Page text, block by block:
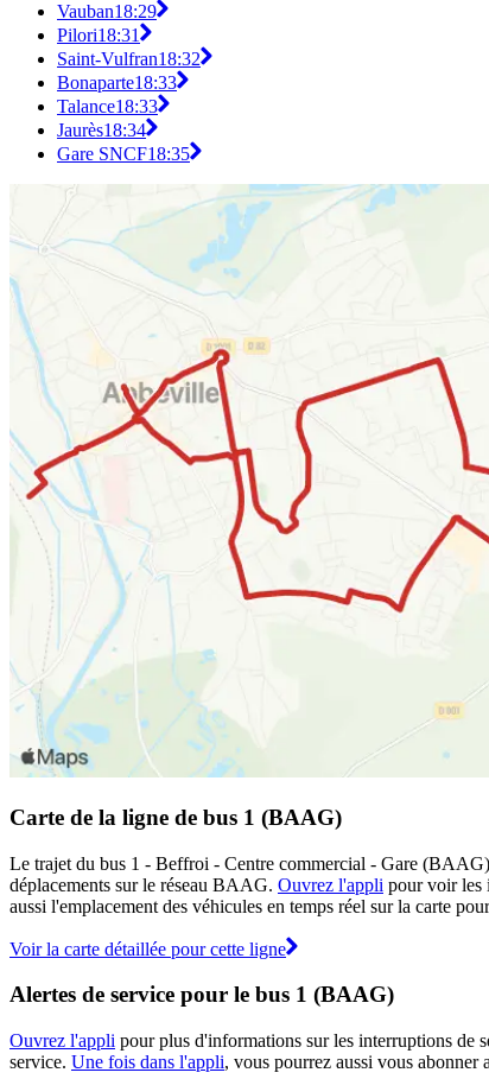
Vauban18:29
Pilori18:31
Saint-Vulfran18:32
Bonaparte18:33
Talance18:33
Jaurès18:34
Gare SNCF18:35
Carte de la ligne de bus 1 (BAAG)
Le trajet du bus 1 - Beffroi - Centre commercial - Gare
déplacements sur le réseau BAAG. Ouvrez l'appli pour voir les
aussi l'emplacement des véhicules en temps réel sur la carte
Voir la carte détaillée pour cette ligne
Alertes de service pour le bus 1 (BAAG)
Ouvrez l'appli pour plus d'informations sur les interruptions de
service. Une fois dans l'appli, vous pourrez aussi vous